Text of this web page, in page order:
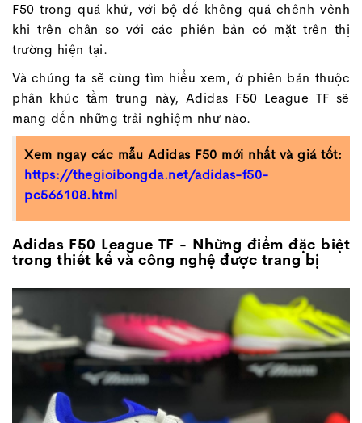
F50 trong quá khứ, với bộ đế không quá chênh vênh
khi trên chân so với các phiên bản có mặt trên thị
trường hiện tại.
Và chúng ta sẽ cùng tìm hiểu xem, ở phiên bản thuộc
phân khúc tầm trung này, Adidas F50 League TF sẽ
mang đến những trải nghiệm như nào.
Xem ngay các mẫu Adidas F50 mới nhất và giá tốt:
https://thegioibongda.net/adidas-f50-
pc566108.html
Adidas F50 League TF - Những điểm đặc biệt
trong thiết kế và công nghệ được trang bị